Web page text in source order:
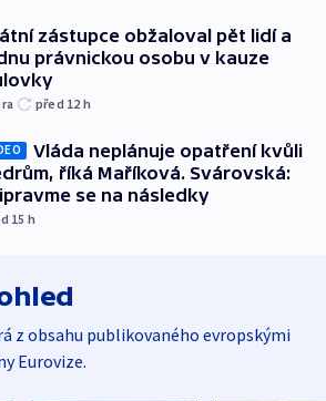
zástupce obžaloval pět lidí a
právnickou osobu v kauze
před 12 h
Vláda neplánuje opatření kvůli
říká Maříková. Svárovská:
se na následky
15 h
z obsahu publikovaného evropskými
Eurovize.